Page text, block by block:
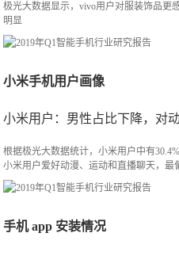
极光大数据显示，vivo用户对服装饰品更
明显
小米手机用户画像
小米用户：男性占比下降，对
根据极光大数据统计，小米用户中有
小米用户爱好动漫、运动和直播聊天，最
手机 app 安装情况